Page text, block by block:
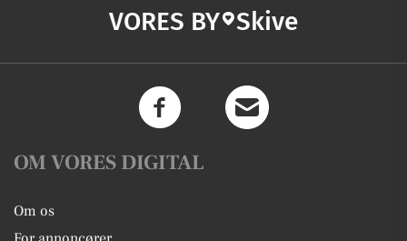
VORES BY Skive
OM VORES DIGITAL
Om os